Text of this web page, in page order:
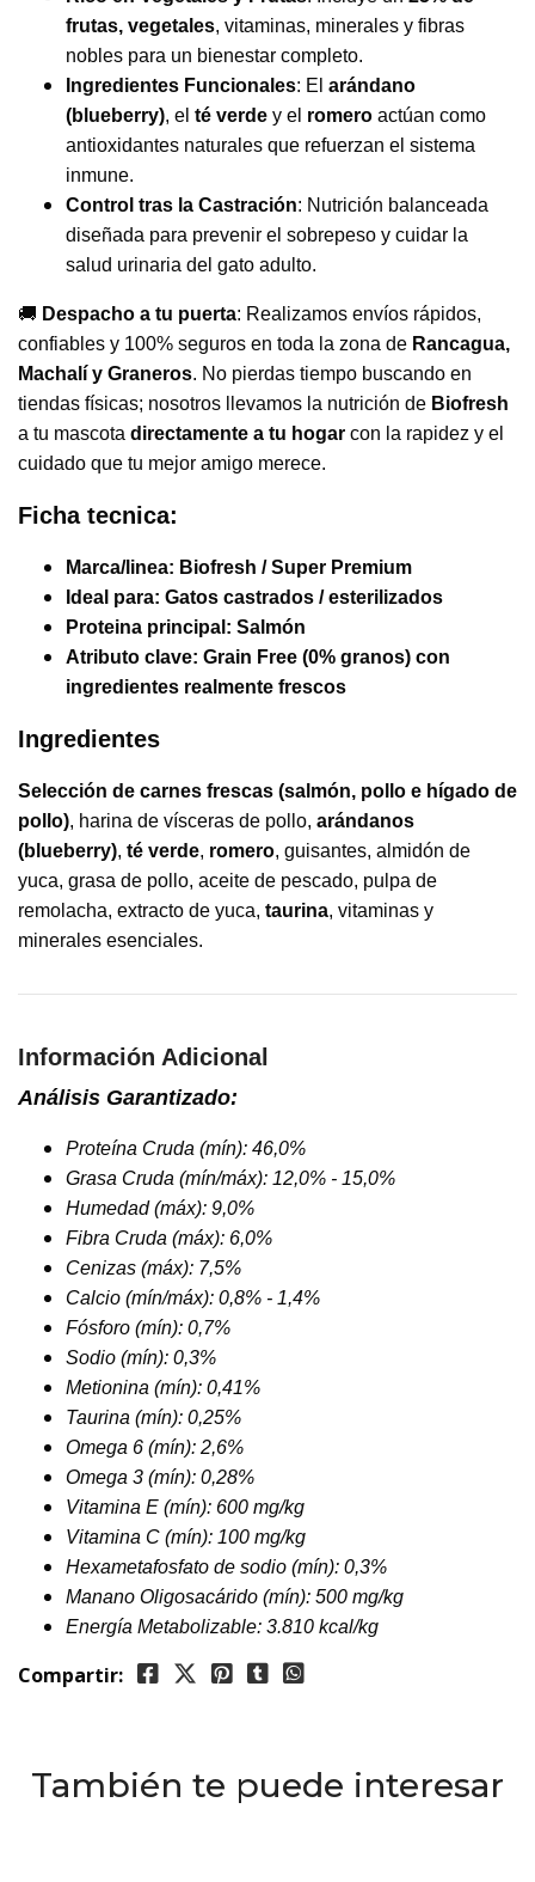
frutas, vegetales, vitaminas, minerales y fibras
nobles para un bienestar completo.
Ingredientes Funcionales: El arándano
(blueberry), el té verde y el romero actúan como
antioxidantes naturales que refuerzan el sistema
inmune.
Control tras la Castración: Nutrición balanceada
diseñada para prevenir el sobrepeso y cuidar la
salud urinaria del gato adulto.
🚚 Despacho a tu puerta: Realizamos envíos rápidos,
confiables y 100% seguros en toda la zona de Rancagua,
Machalí y Graneros. No pierdas tiempo buscando en
tiendas físicas; nosotros llevamos la nutrición de Biofresh
a tu mascota directamente a tu hogar con la rapidez y el
cuidado que tu mejor amigo merece.
Ficha tecnica:
Marca/linea: Biofresh / Super Premium
Ideal para: Gatos castrados / esterilizados
Proteina principal: Salmón
Atributo clave: Grain Free (0% granos) con
ingredientes realmente frescos
Ingredientes
Selección de carnes frescas (salmón, pollo e hígado de
pollo), harina de vísceras de pollo, arándanos
(blueberry), té verde, romero, guisantes, almidón de
yuca, grasa de pollo, aceite de pescado, pulpa de
remolacha, extracto de yuca, taurina, vitaminas y
minerales esenciales.
Información Adicional
Análisis Garantizado:
Proteína Cruda (mín): 46,0%
Grasa Cruda (mín/máx): 12,0% - 15,0%
Humedad (máx): 9,0%
Fibra Cruda (máx): 6,0%
Cenizas (máx): 7,5%
Calcio (mín/máx): 0,8% - 1,4%
Fósforo (mín): 0,7%
Sodio (mín): 0,3%
Metionina (mín): 0,41%
Taurina (mín): 0,25%
Omega 6 (mín): 2,6%
Omega 3 (mín): 0,28%
Vitamina E (mín): 600 mg/kg
Vitamina C (mín): 100 mg/kg
Hexametafosfato de sodio (mín): 0,3%
Manano Oligosacárido (mín): 500 mg/kg
Energía Metabolizable: 3.810 kcal/kg
Compartir:
También te puede interesar